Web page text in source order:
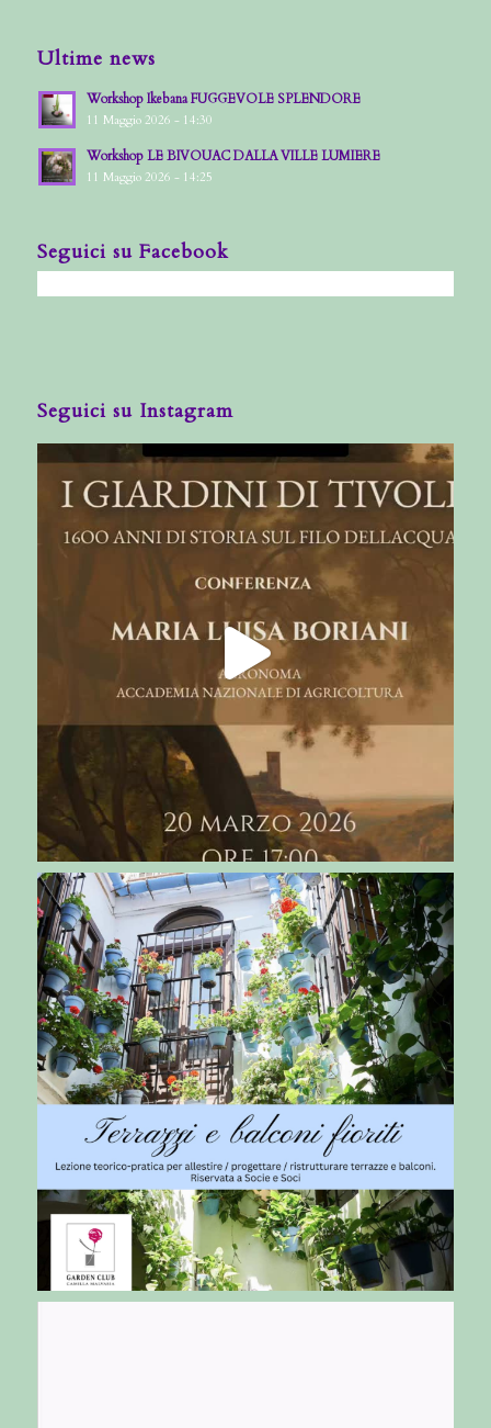
Ultime news
Workshop Ikebana FUGGEVOLE SPLENDORE
11 Maggio 2026 - 14:30
Workshop LE BIVOUAC DALLA VILLE LUMIERE
11 Maggio 2026 - 14:25
Seguici su Facebook
Seguici su Instagram